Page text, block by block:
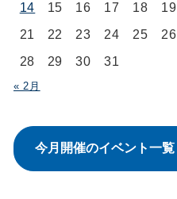
« 2月
14
15 16 17 18 19
21
22 23 24 25 26
28
29 30 31
今月開催のイベント一覧